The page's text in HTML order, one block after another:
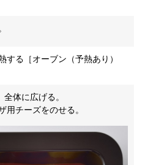
する［オーブン（予熱あり）
体に広げる。
チーズをのせる。